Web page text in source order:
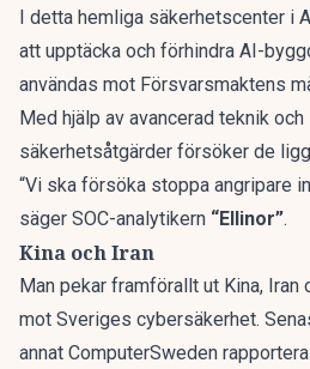
I detta hemliga säkerhetscenter i
att upptäcka och förhindra AI-
användas mot Försvarsmaktens
Med hjälp av avancerad teknik
säkerhetsåtgärder försöker de
“Vi ska försöka stoppa angripare
säger SOC-analytikern “Ellinor”.
Kina och Iran
Man pekar framförallt ut Kina, Iran
mot Sveriges cybersäkerhet.
annat ComputerSweden